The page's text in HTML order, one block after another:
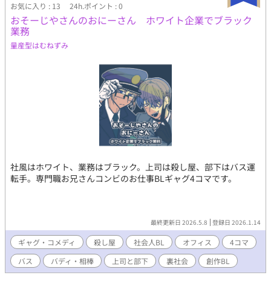
お気に入り : 13 24h.ポイント : 0
おそーじやさんのおにーさん ホワイト企業でブラック
業務
量産型はむねずみ
社風はホワイト、業務はブラック。上司は殺し屋、部下はバス運
転手。専門職お兄さんコンビのお仕事BLギャグ4コマです。
最終更新日 2026.5.8 登録日 2026.1.14
ギャグ・コメディ 殺し屋 社会人BL オフィス
4コマ
バス
バディ・相棒 上司と部下 裏社会 創作BL